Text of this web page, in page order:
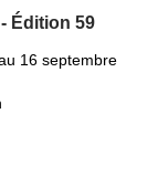
Édition 59
16 septembre